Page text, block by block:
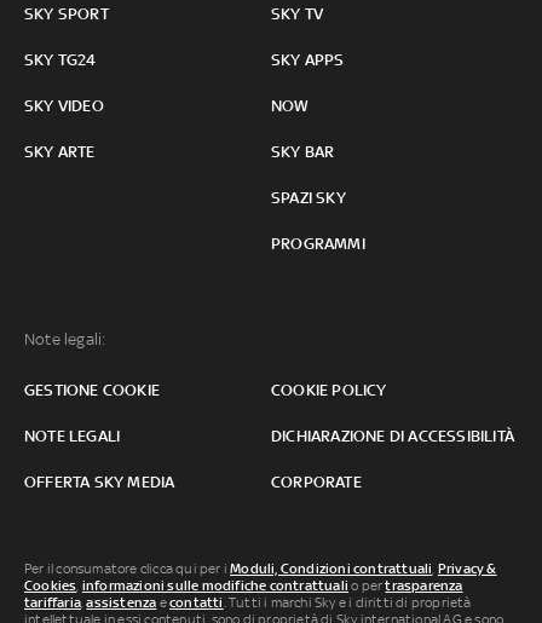
SKY SPORT
SKY TG24
SKY VIDEO
SKY ARTE
SKY TV
SKY APPS
NOW
SKY BAR
SPAZI SKY
PROGRAMMI
Note legali:
GESTIONE COOKIE COOKIE POLICY
NOTE LEGALI DICHIARAZIONE DI ACCESSIBILITÀ
OFFERTA SKY MEDIA CORPORATE
Per il consumatore clicca qui per iModuli, Condizioni contrattuali Privacy &
Cookies informazioni sulle modifiche contrattuali o pertrasparenza
tariffaria ,assistenza econtatti . Tutti i marchi Sky e i diritti di proprietà
intellettuale in essi contenuti, sono di proprietà di Sky international AG e sono